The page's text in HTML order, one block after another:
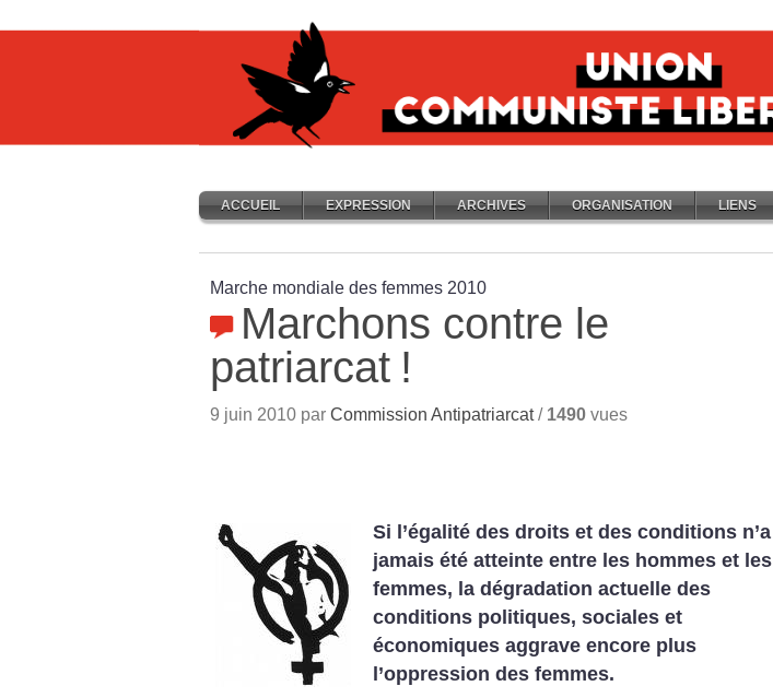
ACCUEIL EXPRESSION ARCHIVES ORGANISATION LIENS
Marche mondiale des femmes 2010
Marchons contre le
patriarcat !
9 juin 2010 par Commission Antipatriarcat/ 1490 vues
Si l’égalité des droits et des conditions n’a
jamais été atteinte entre les hommes et les
femmes, la dégradation actuelle des
conditions politiques, sociales et
économiques aggrave encore plus
l’oppression des femmes.